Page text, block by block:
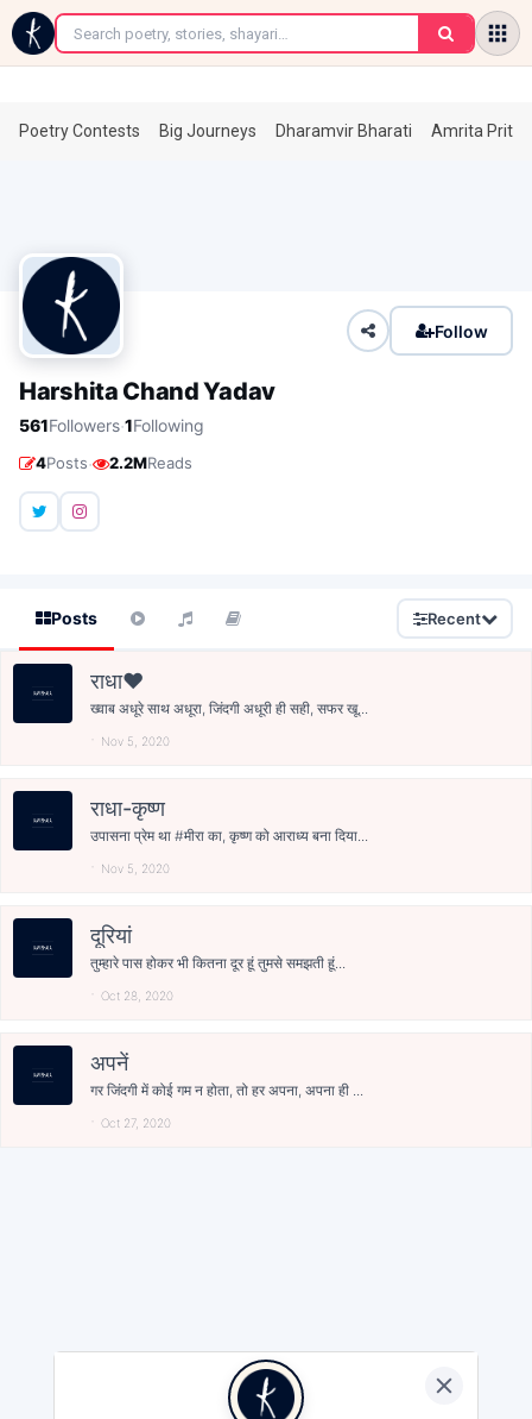
←
Poetry Contests Big Journeys Dharamvir Bharati Amrita
Follow
Harshita Chand Yadav
561Followers·1Following
4Posts· 2.2MReads
Posts Recent
राधा❤️
ख्वाब अधूरे साथ अधूरा, जिंदगी अधूरी ही सही, सफर खू...
Nov 5, 2020
राधा-कृष्ण
उपासना प्रेम था #मीरा का, कृष्ण को आराध्य बना दिया...
Nov 5, 2020
दूरियां
तुम्हारे पास होकर भी कितना दूर हूं तुमसे समझती हूं...
Oct 28, 2020
अपनें
गर जिंदगी में कोई गम न होता, तो हर अपना, अपना ही ...
Oct 27, 2020